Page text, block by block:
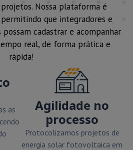
Nossa plataforma é
que integradores e
cadastrar e acompanhar
real, de forma prática e
rápida!
as
Agilidade no
processo
Protocolizamos projetos de
energia solar fotovoltaica em